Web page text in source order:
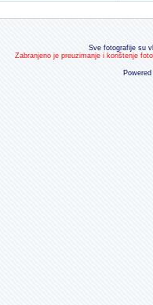
Sve fotografije su
Zabranjeno je preuzimanje i korištenje